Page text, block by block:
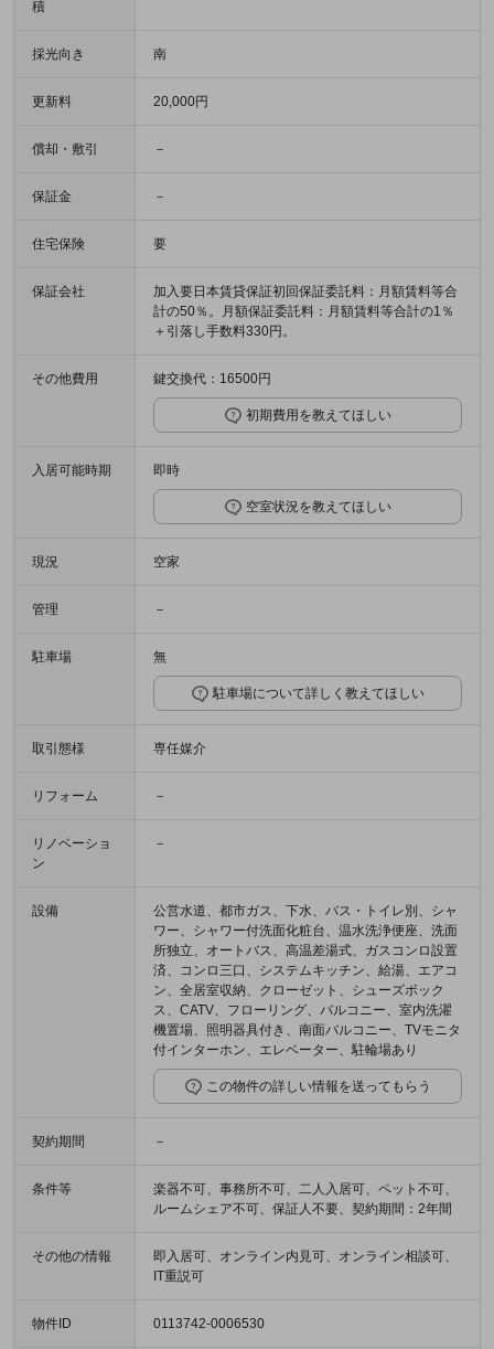
積
採光向き 南
更新料 20,000円
償却・敷引 －
保証金 －
住宅保険 要
保証会社
加入要日本賃貸保証初回保証委託料：月額賃料等合
計の50％。月額保証委託料：月額賃料等合計の1％
＋引落し手数料330円。
その他費用 鍵交換代：16500円
初期費用を教えてほしい
入居可能時期 即時
空室状況を教えてほしい
現況 空家
管理 －
駐車場 無
駐車場について詳しく教えてほしい
取引態様 専任媒介
リフォーム －
リノベーショ
ン
－
設備
公営水道、都市ガス、下水、バス・トイレ別、シャ
ワー、シャワー付洗面化粧台、温水洗浄便座、洗面
所独立、オートバス、高温差湯式、ガスコンロ設置
済、コンロ三口、システムキッチン、給湯、エアコ
ン、全居室収納、クローゼット、シューズボック
ス、CATV、フローリング、バルコニー、室内洗濯
機置場、照明器具付き、南面バルコニー、TVモニタ
付インターホン、エレベーター、駐輪場あり
この物件の詳しい情報を送ってもらう
契約期間 －
条件等
楽器不可、事務所不可、二人入居可、ペット不可、
ルームシェア不可、保証人不要、契約期間：2年間
その他の情報
即入居可、オンライン内見可、オンライン相談可、
IT重説可
物件ID 0113742-0006530